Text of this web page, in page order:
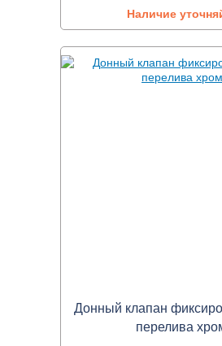
Наличие
Донный клапан
перелива